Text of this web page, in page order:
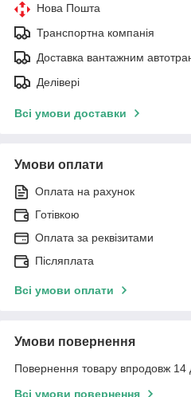
Нова Пошта
Транспортна компанія
Доставка вантажним
Делівері
Всі умови доставки
Умови оплати
Оплата на рахунок
Готівкою
Оплата за реквізитами
Післяплата
Всі умови оплати
Умови повернення
Повернення товару впродовж 14
Всі умови повернення